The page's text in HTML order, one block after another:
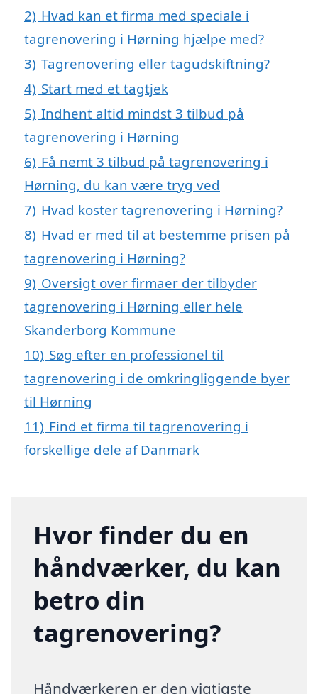
2) Hvad kan et firma med speciale i
tagrenovering i Hørning hjælpe med?
3) Tagrenovering eller tagudskiftning?
4) Start med et tagtjek
5) Indhent altid mindst 3 tilbud på
tagrenovering i Hørning
6) Få nemt 3 tilbud på tagrenovering i
Hørning, du kan være tryg ved
7) Hvad koster tagrenovering i Hørning?
8) Hvad er med til at bestemme prisen på
tagrenovering i Hørning?
9) Oversigt over firmaer der tilbyder
tagrenovering i Hørning eller hele
Skanderborg Kommune
10) Søg efter en professionel til
tagrenovering i de omkringliggende byer
til Hørning
11) Find et firma til tagrenovering i
forskellige dele af Danmark
Hvor finder du en
håndværker, du kan
betro din
tagrenovering?
Håndværkeren er den vigtigste